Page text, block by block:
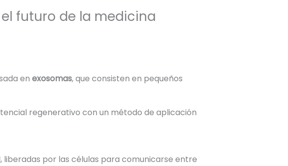
futuro de la medicina
en exosomas, que consisten en pequeños
regenerativo con un método de aplicación
liberadas por las células para comunicarse entre